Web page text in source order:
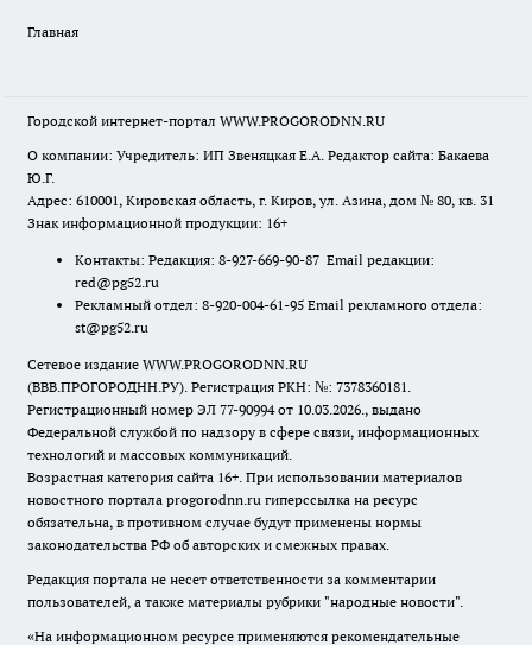
Главная
Городской интернет-портал WWW.PROGORODNN.RU
О компании: Учредитель: ИП Звеняцкая Е.А. Редактор сайта: Бакаева
Ю.Г.
Адрес: 610001, Кировская область, г. Киров, ул. Азина, дом № 80, кв. 31
Знак информационной продукции: 16+
Контакты: Редакция: 8-927-669-90-87 Email редакции:
red@pg52.ru
Рекламный отдел: 8-920-004-61-95 Email рекламного отдела:
st@pg52.ru
Сетевое издание WWW.PROGORODNN.RU
(ВВВ.ПРОГОРОДНН.РУ). Регистрация РКН: №: 7378360181.
Регистрационный номер ЭЛ 77-90994 от 10.03.2026., выдано
Федеральной службой по надзору в сфере связи, информационных
технологий и массовых коммуникаций.
Возрастная категория сайта 16+. При использовании материалов
новостного портала progorodnn.ru гиперссылка на ресурс
обязательна, в противном случае будут применены нормы
законодательства РФ об авторских и смежных правах.
Редакция портала не несет ответственности за комментарии
пользователей, а также материалы рубрики "народные новости".
«На информационном ресурсе применяются рекомендательные